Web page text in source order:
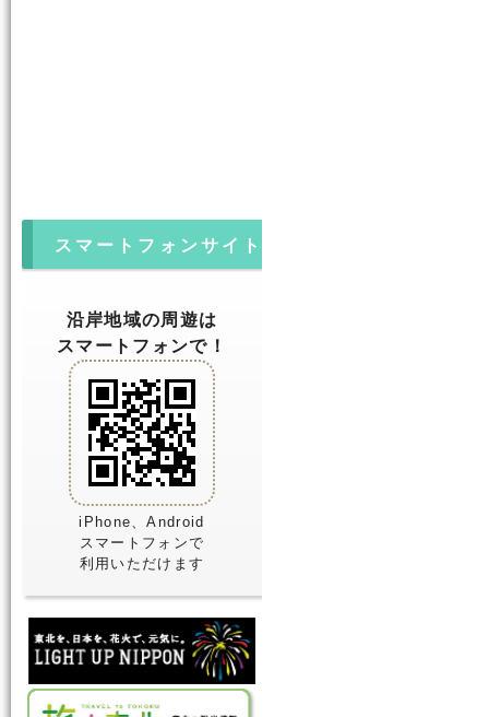
スマートフォンサイト
沿岸地域の周遊は
スマートフォンで！
iPhone、Android
スマートフォンで
利用いただけます